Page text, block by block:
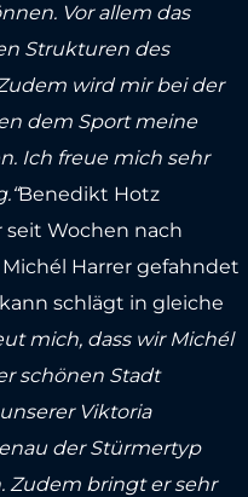
Vor allem das
Strukturen des
wird mir bei der
dem Sport meine
Ich freue mich sehr
Benedikt Hotz
seit Wochen nach
Harrer gefahndet
schlägt in gleiche
mich, dass wir Michél
schönen Stadt
Viktoria
der Stürmertyp
Zudem bringt er sehr